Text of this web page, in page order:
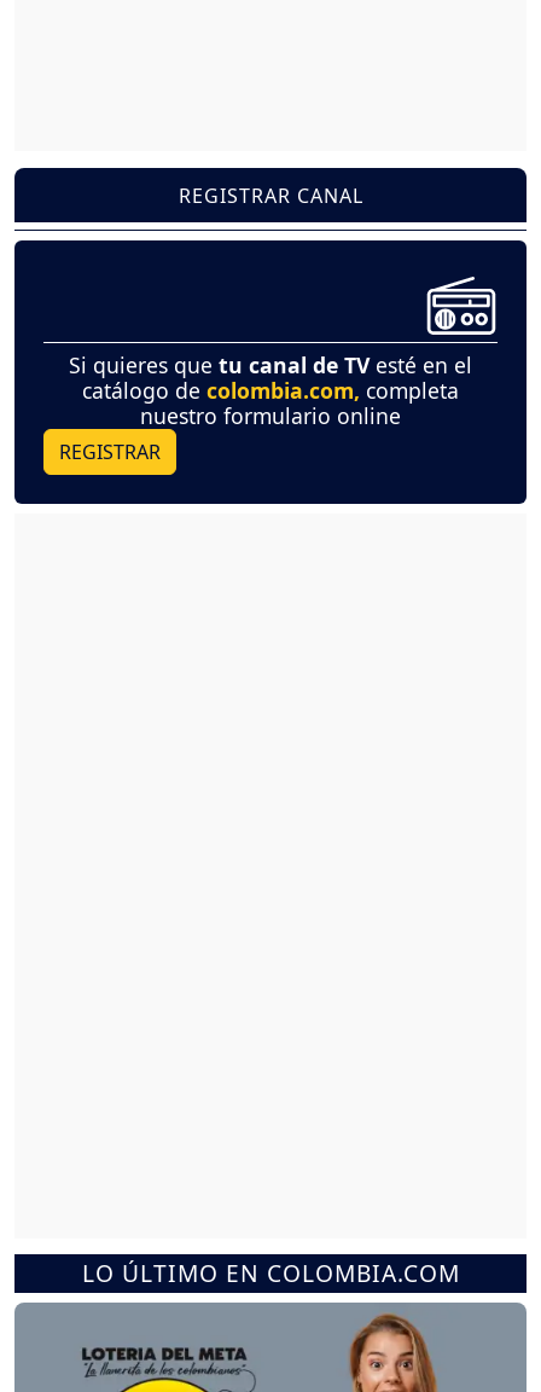
REGISTRAR CANAL
Si quieres que tu canal de TVesté en el
catálogo de colombia.com, completa
nuestro formulario online
REGISTRAR
LO ÚLTIMO EN COLOMBIA.COM